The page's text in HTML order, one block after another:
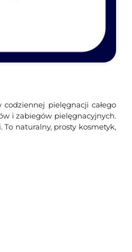
pielęgnacji całego
i zabiegów pielęgnacyjnych.
naturalny, prosty kosmetyk,